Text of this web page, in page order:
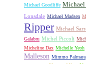
Michael Goodliffe Michael
Lonsdale Michael Madsen
Ripper Michael
Galabru Michel Piccoli
Micheline Dax Michelle Yeoh
Malleson Mimmo Palmara